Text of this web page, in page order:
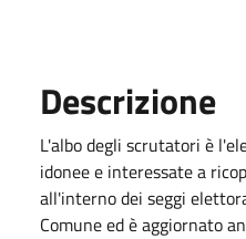
Descrizione
L'albo degli scrutatori è
idonee e interessate a
all'interno dei seggi
Comune ed è aggiornato